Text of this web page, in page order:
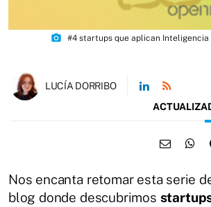
photo_camera #4 startups que aplican
LUCÍA DORRIBO
Nos encanta retomar esta serie
blog donde descubrimos